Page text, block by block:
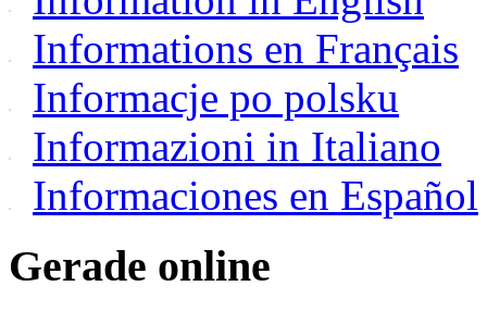
Informations en Français
Informacje po polsku
Informazioni in Italiano
Informaciones en Español
Gerade online